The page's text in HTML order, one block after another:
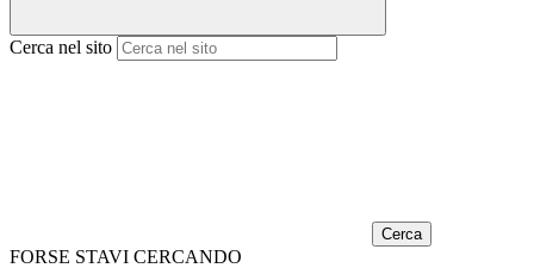
Cerca nel sito
Cerca
FORSE STAVI CERCANDO